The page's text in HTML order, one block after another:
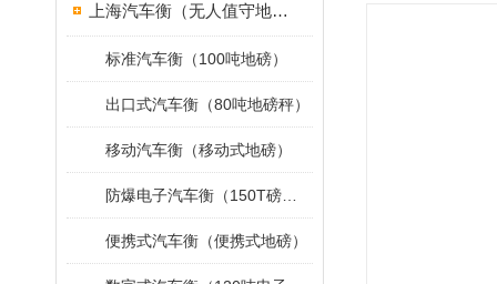
上海汽车衡（无人值守地磅）
标准汽车衡（100吨地磅）
出口式汽车衡（80吨地磅秤）
移动汽车衡（移动式地磅）
便携式汽车衡（便携式地磅）